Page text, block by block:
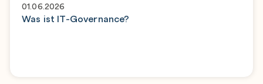
01.06.2026
Was ist IT-Governance?